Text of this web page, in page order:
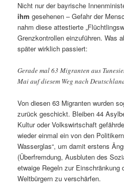
Nicht nur der bayrische
ihm gesehenen – Gefahr der
nahm diese attestierte
Grenzkontrollen einzuführen. Was
später wirklich passiert:
Gerade mal 63 Migranten aus
Mai auf diesem Weg nach
Von diesen 63 Migranten wurden
zurück geschickt. Bleiben 44
Kultur oder Volkswirtschaft
wieder einmal ein von den
Wasserglas“, um damit erstens
(Überfremdung, Ausbluten des
etwaige Regeln zur Einschränkung
Weltbürgern zu verschärfen.